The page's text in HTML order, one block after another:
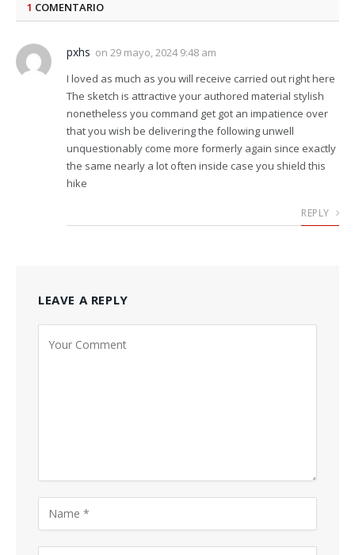
1 COMENTARIO
pxhs on 29 mayo, 2024 9:48 am
I loved as much as you will receive carried out right here
The sketch is attractive your authored material stylish
nonetheless you command get got an impatience over
that you wish be delivering the following unwell
unquestionably come more formerly again since exactly
the same nearly a lot often inside case you shield this
hike
REPLY
LEAVE A REPLY